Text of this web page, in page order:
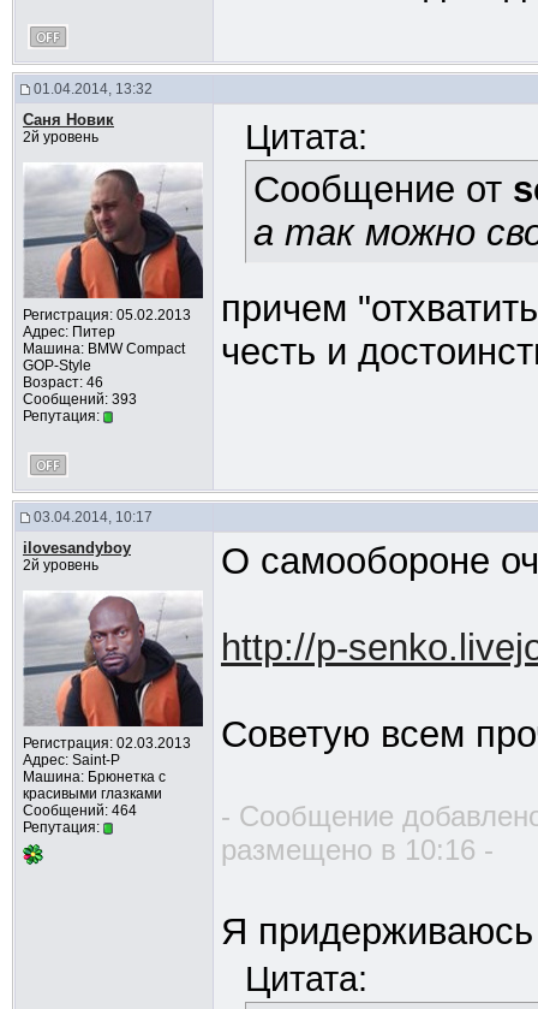
01.04.2014, 13:32
Саня Новик
2й уровень
Регистрация: 05.02.2013
Адрес: Питер
Машина: BMW Compact
GOP-Style
Возраст: 46
Сообщений: 393
Репутация:
Цитата:
Сообщение от
а так можно
причем
честь и
03.04.2014, 10:17
ilovesandyboy
2й уровень
Регистрация: 02.03.2013
Адрес: Saint-P
Машина: Брюнетка с
красивыми глазками
Сообщений: 464
Репутация:
О самообороне
http://p-
Советую всем
- Сообщение
размещено в 10:16 -
Я
Цитата: